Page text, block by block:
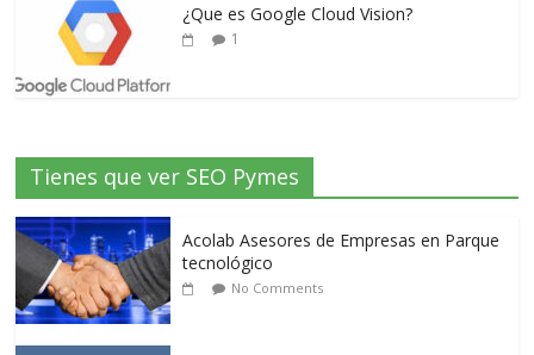
¿Que es Google Cloud Vision?
1
Tienes que ver SEO Pymes
Acolab Asesores de Empresas en Parque
tecnológico
No Comments